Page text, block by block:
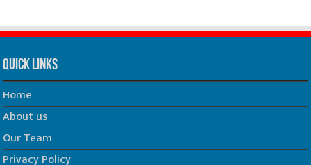
Quick Links
Home
About us
Our Team
Privacy Policy